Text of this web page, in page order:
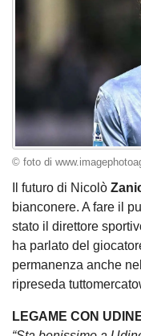
© foto di
Il futuro di Nicolò
bianconere. A fare il
stato il direttore
ha parlato del
permanenza anche
ripreseda
LEGAME CON